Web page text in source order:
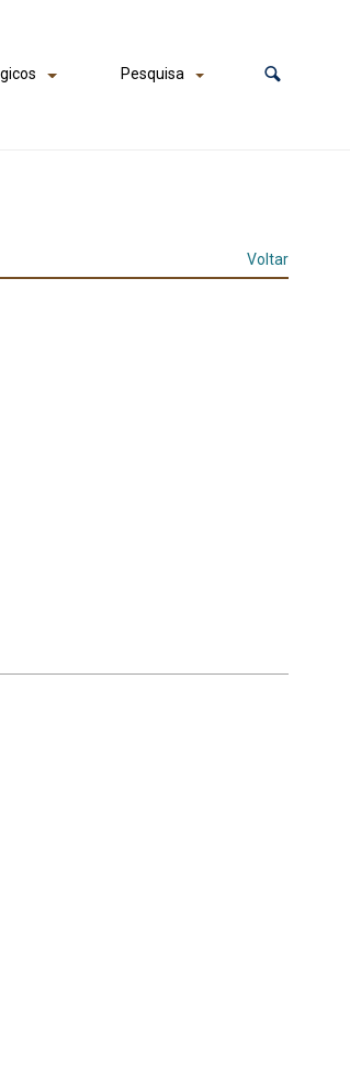
Pesquisa
Voltar